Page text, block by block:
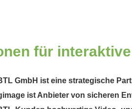
für
GmbH ist eine strategische
ist Anbieter von sicheren